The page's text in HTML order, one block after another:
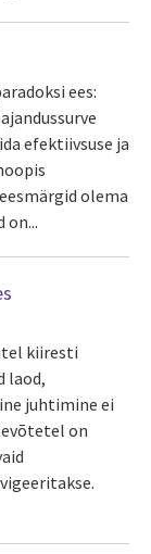
ees:
efektiivsuse ja
olema
on...
kiiresti
laod,
juhtimine ei
on